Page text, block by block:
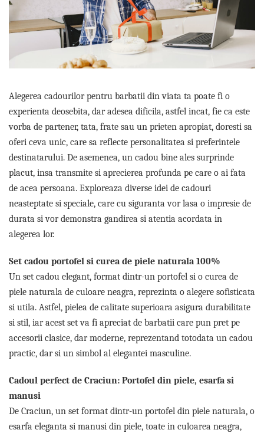
Cadouri barbati
Seturi cadou barbati
Seturi cadou barbati portofel si curea
Ceasuri pentru EL
Cadouri personalizate barbati
Cadouri copii
Caciuli copii
Cadouri copii bebelusi 0+
Lenjerii de pat Disney
Cadouri copii 1 an
Cadouri craciun copii
Colectia Disney
Sticlă pentru apa Personalizată
Sepci personalizate
Lenjerii de pat pentru copii
Cadouri Cuplu
Fashion
Pijamale de CRACIUN
Pijamale de dama
Pijamale de barbati
Pijamale
WINTER Collection
Halate si pijamale Family
Incaltaminte
Etichete scolare
Sepci personalizate
Bannere personalizate scoli si gradinite
Caserole personalizate sandwich
Sticla de apa personalizata
Agende si caiete personalizate
Alegerea cadourilor pentru barbatii din viata ta poate fi o
experienta deosebita, dar adesea dificila, astfel incat, fie ca este
vorba de partener, tata, frate sau un prieten apropiat, doresti sa
oferi ceva unic, care sa reflecte personalitatea si preferintele
destinatarului. De asemenea, un cadou bine ales surprinde
placut, insa transmite si aprecierea profunda pe care o ai fata
de acea persoana. Exploreaza diverse idei de cadouri
neasteptate si speciale, care cu siguranta vor lasa o impresie de
durata si vor demonstra gandirea si atentia acordata in
alegerea lor.
Set cadou portofel si curea de piele naturala 100%
Un set cadou elegant, format dintr-un portofel si o curea de
piele naturala de culoare neagra, reprezinta o alegere sofisticata
si utila. Astfel, pielea de calitate superioara asigura durabilitate
si stil, iar acest set va fi apreciat de barbatii care pun pret pe
accesorii clasice, dar moderne, reprezentand totodata un cadou
practic, dar si un simbol al elegantei masculine.
Cadoul perfect de Craciun: Portofel din piele, esarfa si
manusi
De Craciun, un set format dintr-un portofel din piele naturala, o
esarfa eleganta si manusi din piele, toate in culoarea neagra,